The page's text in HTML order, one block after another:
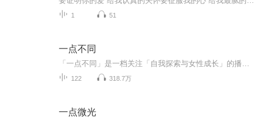
1 51
一点不同
122 318.7万
一点微光